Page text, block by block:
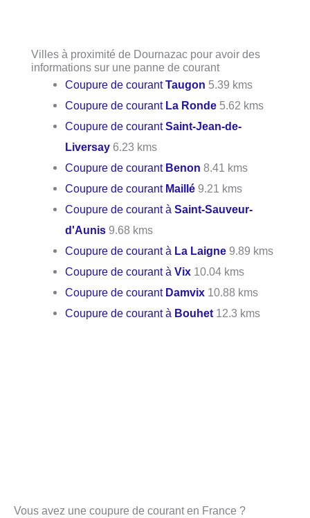
Villes à proximité de Dournazac pour avoir des
informations sur une panne de courant
Coupure de courantTaugon 5.39 kms
Coupure de courant La Ronde 5.62 kms
Coupure de courantSaint-Jean-de-
Liversay 6.23 kms
Coupure de courant Benon 8.41 kms
Coupure de courant Maillé 9.21 kms
Coupure de courant àSaint-Sauveur-
d'Aunis 9.68 kms
Coupure de courant à La Laigne 9.89 kms
Coupure de courant àVix 10.04 kms
Coupure de courant Damvix 10.88 kms
Coupure de courant à Bouhet 12.3 kms
Vous avez une coupure de courant en France ?